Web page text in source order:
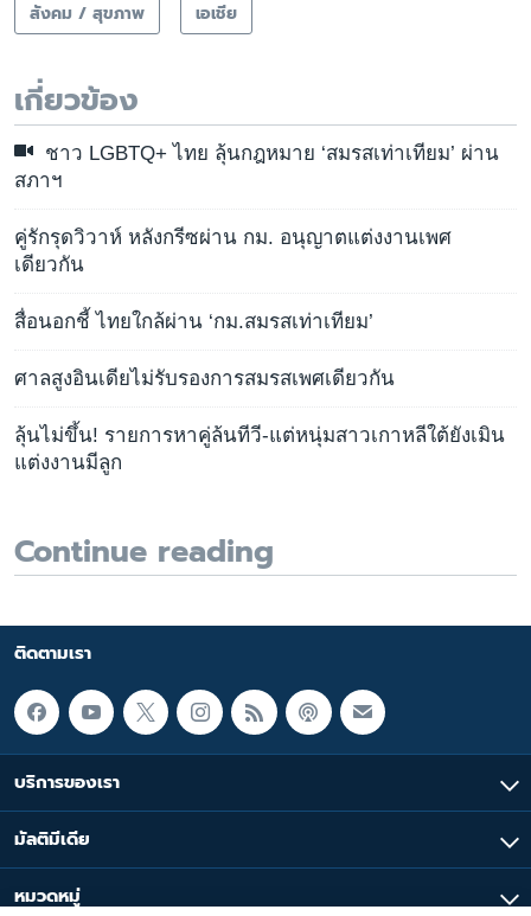
สังคม / สุขภาพ
เอเชีย
เกี่ยวข้อง
ชาว LGBTQ+ ไทย ลุ้นกฎหมาย ‘สมรสเท่าเทียม’ ผ่าน
สภาฯ
คู่รักรุดวิวาห์ หลังกรีซผ่าน กม. อนุญาตแต่งงานเพศ
เดียวกัน
สื่อนอกชี้ ไทยใกล้ผ่าน ‘กม.สมรสเท่าเทียม’
ศาลสูงอินเดียไม่รับรองการสมรสเพศเดียวกัน
ลุ้นไม่ขึ้น! รายการหาคู่ล้นทีวี-แต่หนุ่มสาวเกาหลีใต้ยังเมิน
แต่งงานมีลูก
Continue reading
ติดตามเรา
บริการของเรา
มัลติมีเดีย
หมวดหมู่